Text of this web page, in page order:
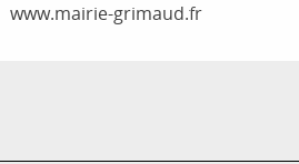
www.mairie-grimaud.fr